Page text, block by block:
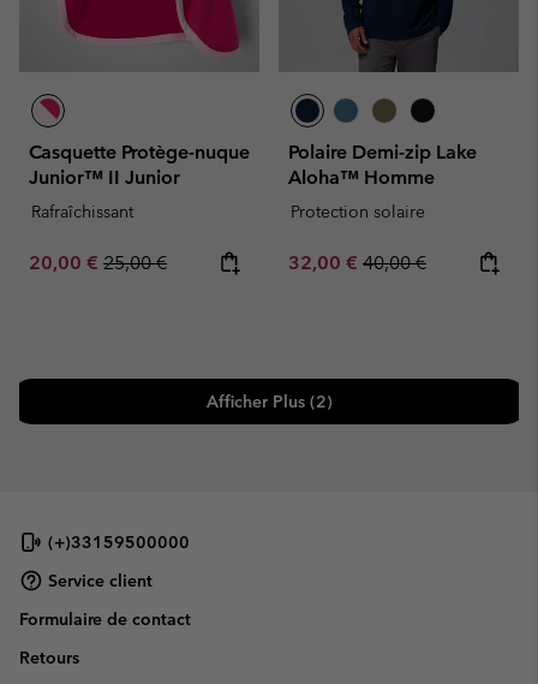
Casquette Protège-nuque
Junior™ II Junior
Rafraîchissant
Sale price:
20,00 € Regular price:
25,00 €
Polaire Demi-zip Lake
Aloha™ Homme
Protection solaire
Sale price:
32,00 € Regular price:
40,00 €
Afficher Plus (2)
(+)33159500000
Service client
Formulaire de contact
Retours